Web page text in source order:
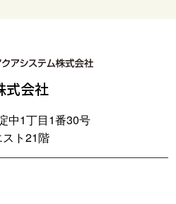
式会社
中1丁目1番30号
ト21階